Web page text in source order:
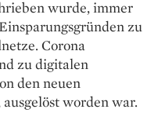
wurde, immer
zu
­Corona
zu digitalen
den neuen
worden war.